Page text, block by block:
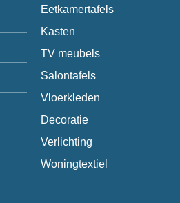
Eetkamertafels
Kasten
TV meubels
Salontafels
Vloerkleden
Decoratie
Verlichting
Woningtextiel